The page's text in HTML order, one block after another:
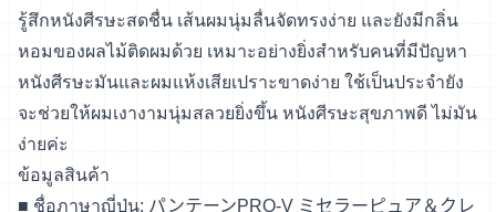
รู้สึกหนังศีรษะสดชื่น เส้นผมนุ่มลื่นจัดทรงง่าย และยังมีกลิ่น
หอมของผลไม้ติดผมด้วย เหมาะอย่างยิ่งสำหรับคนที่มีปัญหา
หนังศีรษะมันและผมแห้งเสียเปราะขาดง่าย ใช้เป็นประจำยัง
จะช่วยให้ผมเงางามนุ่มสลวยยิ่งขึ้น หนังศีรษะสุขภาพดี ไม่มัน
ง่ายค่ะ
ข้อมูลสินค้า
■ ชื่อภาษาญี่ปุ่น: パンテーンPRO-V ミセラーピュア＆クレ